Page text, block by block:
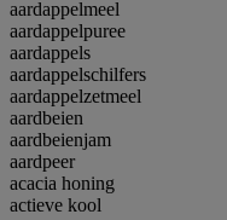
aardappelmeel
aardappelpuree
aardappels
aardappelschilfers
aardappelzetmeel
aardbeien
aardbeienjam
aardpeer
acacia honing
actieve kool